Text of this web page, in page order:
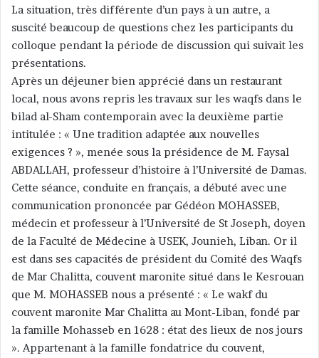
La situation, très différente d’un pays à un autre, a
suscité beaucoup de questions chez les participants du
colloque pendant la période de discussion qui suivait les
présentations.
Après un déjeuner bien apprécié dans un restaurant
local, nous avons repris les travaux sur les waqfs dans le
bilad al-Sham contemporain avec la deuxième partie
intitulée : « Une tradition adaptée aux nouvelles
exigences ? », menée sous la présidence de M. Faysal
ABDALLAH, professeur d’histoire à l’Université de Damas.
Cette séance, conduite en français, a débuté avec une
communication prononcée par Gédéon MOHASSEB,
médecin et professeur à l’Université de St Joseph, doyen
de la Faculté de Médecine à USEK, Jounieh, Liban. Or il
est dans ses capacités de président du Comité des Waqfs
de Mar Chalitta, couvent maronite situé dans le Kesrouan
que M. MOHASSEB nous a présenté : « Le wakf du
couvent maronite Mar Chalitta au Mont-Liban, fondé par
la famille Mohasseb en 1628 : état des lieux de nos jours
». Appartenant à la famille fondatrice du couvent,